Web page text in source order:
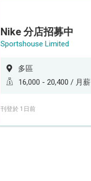
Nike 分店招募中
Sportshouse Limited
多區
16,000 - 20,400 / 月薪
刊登於 1日前